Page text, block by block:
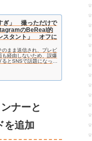
ぎ」 撮っただけで
のBeReal的
スタント」 オフに
のまま送信され、プレビ
も経由しないため、誤爆
るとSNSで話題になって
ナーと
を追加